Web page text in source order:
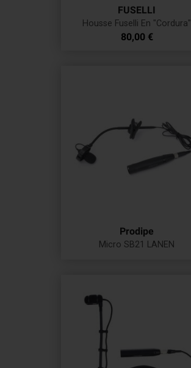
FUSELLI
Housse Fuselli En "Cordura"
Prix
80,00 €
Prodipe
Micro SB21 LANEN